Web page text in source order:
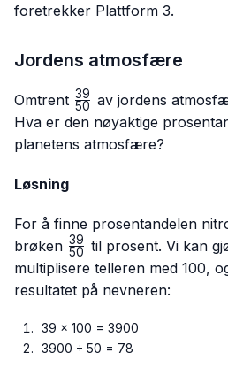
foretrekker Plattform 3.
Jordens atmosfære
Omtrent \frac{39}
{50}
50
39 av jordens
Hva er den nøyaktige
planetens atmosfære?
Løsning
For å finne prosentandelen
brøken \frac{39}
{50}
50
39 til prosent. Vi kan
multiplisere telleren med 100,
resultatet på nevneren:
39 × 100 = 3900
3900 ÷ 50 = 78